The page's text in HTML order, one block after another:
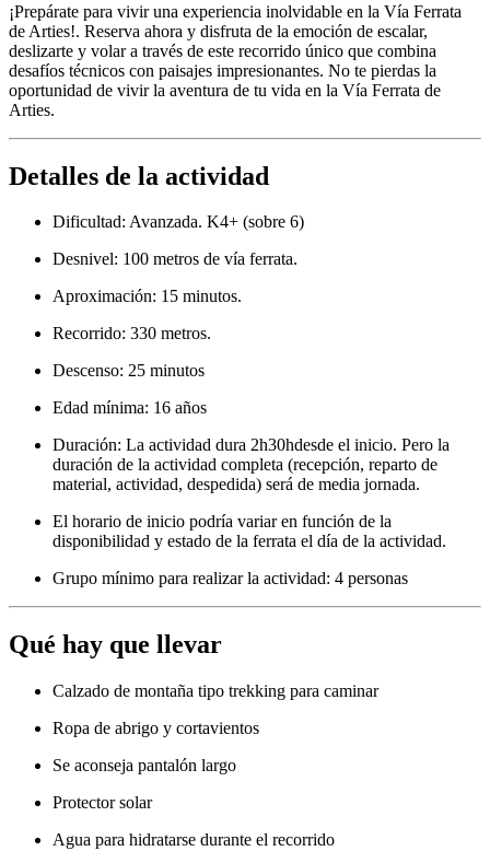
¡Prepárate para vivir una experiencia inolvidable en la Vía Ferrata
de Arties!. Reserva ahora y disfruta de la emoción de escalar,
deslizarte y volar a través de este recorrido único que combina
desafíos técnicos con paisajes impresionantes. No te pierdas la
oportunidad de vivir la aventura de tu vida en la Vía Ferrata de
Arties.
Detalles de la actividad
Dificultad: Avanzada. K4+ (sobre 6)
Desnivel: 100 metros de vía ferrata.
Aproximación: 15 minutos.
Recorrido: 330 metros.
Descenso: 25 minutos
Edad mínima: 16 años
Duración: La actividad dura 2h30hdesde el inicio. Pero la
duración de la actividad completa (recepción, reparto de
material, actividad, despedida) será de media jornada.
El horario de inicio podría variar en función de la
disponibilidad y estado de la ferrata el día de la actividad.
Grupo mínimo para realizar la actividad: 4 personas
Qué hay que llevar
Calzado de montaña tipo trekking para caminar
Ropa de abrigo y cortavientos
Se aconseja pantalón largo
Protector solar
Agua para hidratarse durante el recorrido